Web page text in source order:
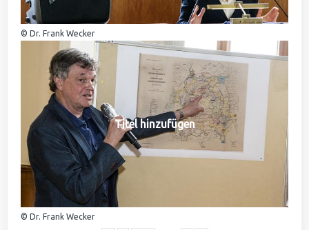
© Dr. Frank Wecker
Titel hinzufügen
© Dr. Frank Wecker